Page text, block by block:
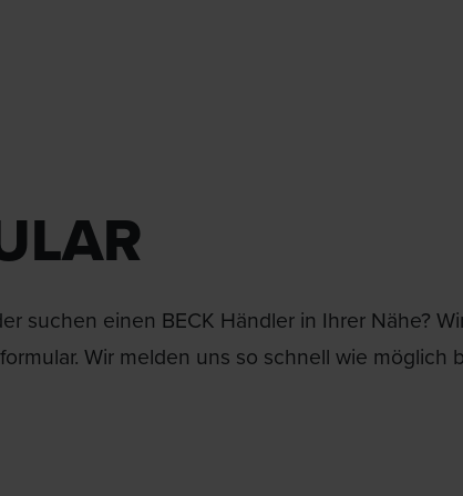
suchen einen BECK Händler in Ihrer Nähe?
Wir melden uns so schnell wie möglich